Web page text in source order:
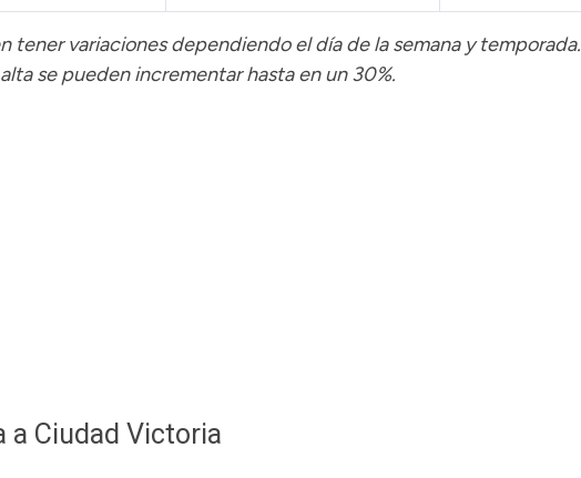
tener variaciones dependiendo el día de la semana y temporada.
se pueden incrementar hasta en un 30%.
a Ciudad Victoria